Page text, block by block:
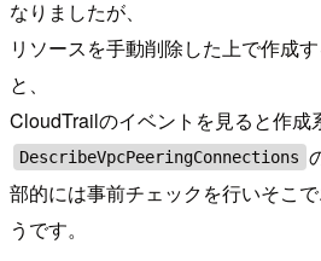
なりましたが、
リソースを手動削除した上で作成
と、
CloudTrailのイベントを見ると作成
DescribeVpcPeeringConnections
部的には事前チェックを行いそこ
うです。